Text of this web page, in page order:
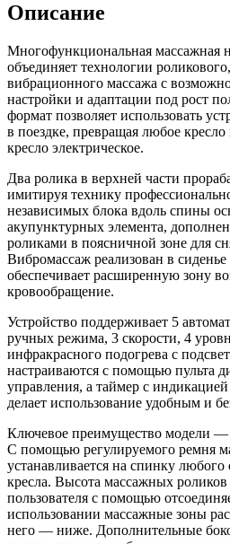
Описание
Многофункциональная массажная
объединяет технологии
вибрационного массажа с
настройки и адаптации под рост
формат позволяет использовать
в поездке, превращая любое
кресло электрическое.
Два ролика в верхней части
имитируя технику
независимых блока вдоль спины
акупунктурных элемента,
роликами в поясничной зоне для
Вибромассаж реализован в
обеспечивает расширенную зону
кровообращение.
Устройство поддерживает 5
ручных режима, 3 скорости, 4
инфракрасного подогрева с
настраиваются с помощью пульта
управления, а таймер с
делает использование удобным и
Ключевое преимущество модели —
С помощью регулируемого ремня
устанавливается на спинку
кресла. Высота массажных роликов
пользователя с помощью
использовании массажные зоны
него — ниже. Дополнительные